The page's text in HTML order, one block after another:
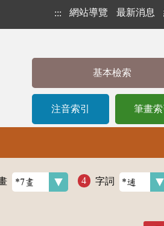
::: 網站導覽 最新消息
基本檢索
注音索引 筆畫索
字詞